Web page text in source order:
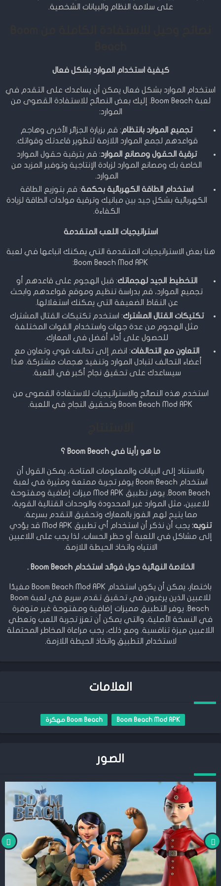
على سلامة النظام والبيانات الشخصية.
كيفية استخدام الموارد بشكل فعال
استخدام الموارد بشكل فعال يمكن أن يساعدك على التقدم في
لعبة Boom Beach. إليك بعض النصائح للاستفادة القصوى من
الموارد:
تجميع الموارد بانتظام: قم بزيارة الجزائر الأخرى وهاجم
قواعدهم لجمع الموارد اللازمة لتطوير قاعدتك وقواتك.
ترقية الحقول ومصانع الموارد: قم بترقية حقول الموارد
الخاصة بك ومصانع الموارد لزيادة الإنتاجية وتوفير المزيد من
الموارد.
استخدام الطاقة الكهربائية بحكمة: قم بتوزيع الطاقة
الكهربائية بشكل جيد بين مبانيك وترقية مولدات الطاقة لزيادة
الكفاءة.
استراتيجيات اللعب المتقدمة
هنا بعض الاستراتيجيات المتقدمة التي يمكنك اتباعها في لعبة
Boom Beach Mod APK:
التخطيط الجيد لهجماتك: قبل الهجوم على قاعدهم أو
تجميع الموارد، قم بدراسة تنظيم وموقع قواعدهم وابحث
عن النقاط الضعيفة التي يمكنك استغلالها.
تكتيكات القتال المشترك: استخدم تكتيكات القتال المشترك
مثل الهجوم من عدة جهات واستخدام القوات المختلفة
للحصول على أداء أفضل في المعارك.
التعاون مع التحالفات: انضم إلى تحالف قوي وتعاون مع
أعضاء التحالف لتبادل الموارد وتنفيذ هجمات مشتركة. هذا
سيساعدك على تحقيق نجاح أكبر في اللعبة.
استخدم هذه النصائح والاستراتيجيات للاستفادة القصوى من
Boom Beach Mod APK وتحقيق النجاح في اللعبة.
ما هو رأينا في Boom Beach ؟
بالاستناد إلى البيانات والمعلومات المتاحة، يمكن القول أن
استخدام Boom Beach يوفر تجربة ممتعة ومثيرة في لعبة
Boom Beach. يوفر تطبيق Mod APK ميزات إضافية ومفتوحة
للاعبين، مثل الموارد غير المحدودة والوحدات القتالية القوية،
مما يتيح لهم الفوز بالمعارك وتحقيق التقدم بسرعة.
تنويه:
يجب أن نذكر أن استخدام أي تطبيق Mod APK قد يؤدي
إلى مشاكل في اللعبة أو حظر الحساب، لذا يجب على اللاعبين
الانتباه واتخاذ الحيطة اللازمة.
الخلاصة النهائية حول فوائد استخدام Boom Beach .
باختصار، يمكن أن يكون استخدام Boom Beach Mod APK مفيدًا
للاعبين الذين يرغبون في تحقيق تقدم سريع في لعبة Boom
Beach. يوفر التطبيق مميزات إضافية ومفتوحة غير متوفرة
في النسخة الأصلية، والتي يمكن أن تعزز تجربة اللعب وتعطي
اللاعبين ميزة تنافسية. ومع ذلك، يجب مراعاة المخاطر المحتملة
لاستخدام التطبيق واتخاذ الحيطة اللازمة.
العلامات
Boom Beach Mod APK Boom Beach مهكرة
الصور